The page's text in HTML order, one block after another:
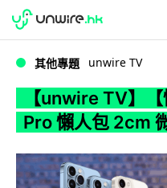
WWDC 2026
其他專題 unwire TV
【unwire TV】
Pro 懶人包 2cm